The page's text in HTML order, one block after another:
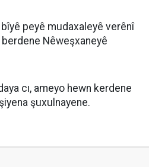
peyê mudaxaleyê verênî
Nêweşxaneyê
cı, ameyo hewn kerdene
şuxulnayene.